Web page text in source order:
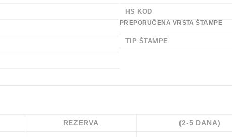
HS KOD
PREPORUČENA VRSTA ŠTAMPE
TIP ŠTAMPE
REZERVA (2-5 DANA)